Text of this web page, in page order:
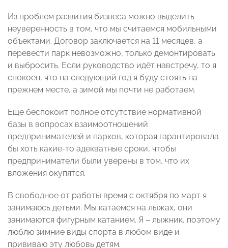
Из проблем развития бизнеса можно выделить
неуверенность в том, что мы считаемся мобильными
объектами. Договор заключается на 11 месяцев, а
перевести парк невозможно, только демонтировать
и выбросить. Если руководство идёт навстречу, то я
спокоен, что на следующий год я буду стоять на
прежнем месте, а зимой мы почти не работаем.
Еще беспокоит полное отсутствие нормативной
базы в вопросах взаимоотношений
предпринимателей и парков, которая гарантировала
бы хоть какие-то адекватные сроки, чтобы
предприниматели были уверены в том, что их
вложения окупятся.
В свободное от работы время с октября по март я
занимаюсь детьми. Мы катаемся на лыжах, они
занимаются фигурным катанием. Я – лыжник, поэтому
люблю зимние виды спорта в любом виде и
прививаю эту любовь детям.